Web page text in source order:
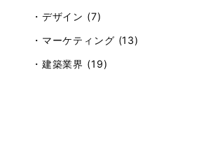
・デザイン (7)
・マーケティング (13)
・建築業界 (19)